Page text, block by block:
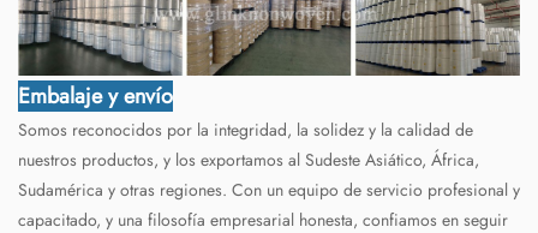
Embalaje y envío
Somos reconocidos por la integridad, la solidez y la calidad de
nuestros productos, y los exportamos al Sudeste Asiático, África,
Sudamérica y otras regiones. Con un equipo de servicio profesional y
capacitado, y una filosofía empresarial honesta, confiamos en seguir